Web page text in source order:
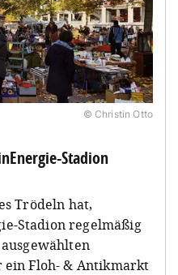
© Christin Otto
Stadion
Trödeln hat,
Stadion regelmäßig
Floh- & Antikmarkt